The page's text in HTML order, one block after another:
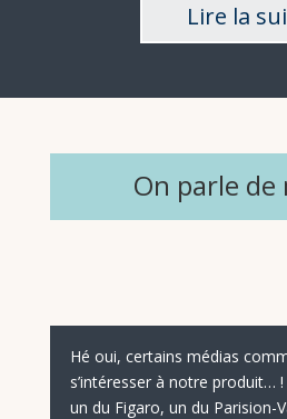
Lire la
On parle
Hé oui, certains médias
s’intéresser à notre produit…
un du Figaro, un du Parision-